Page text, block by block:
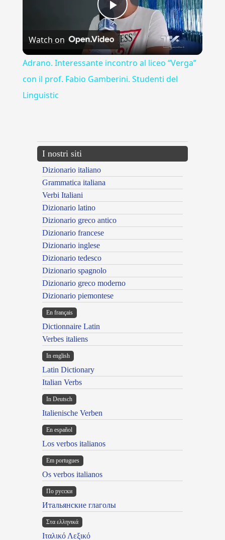
Play
Video
Watch on
Adrano. Interessante incontro al liceo “Verga”
con il prof. Fabio Gamberini. Studenti del
Linguistic
I nostri siti
Dizionario italiano
Grammatica italiana
Verbi Italiani
Dizionario latino
Dizionario greco antico
Dizionario francese
Dizionario inglese
Dizionario tedesco
Dizionario spagnolo
Dizionario greco moderno
Dizionario piemontese
En français
Dictionnaire Latin
Verbes italiens
In english
Latin Dictionary
Italian Verbs
In Deutsch
Italienische Verben
En español
Los verbos italianos
Em portugues
Os verbos italianos
По русски
Итальянские глаголы
Στα ελληνικά
Ιταλικό Λεξικό